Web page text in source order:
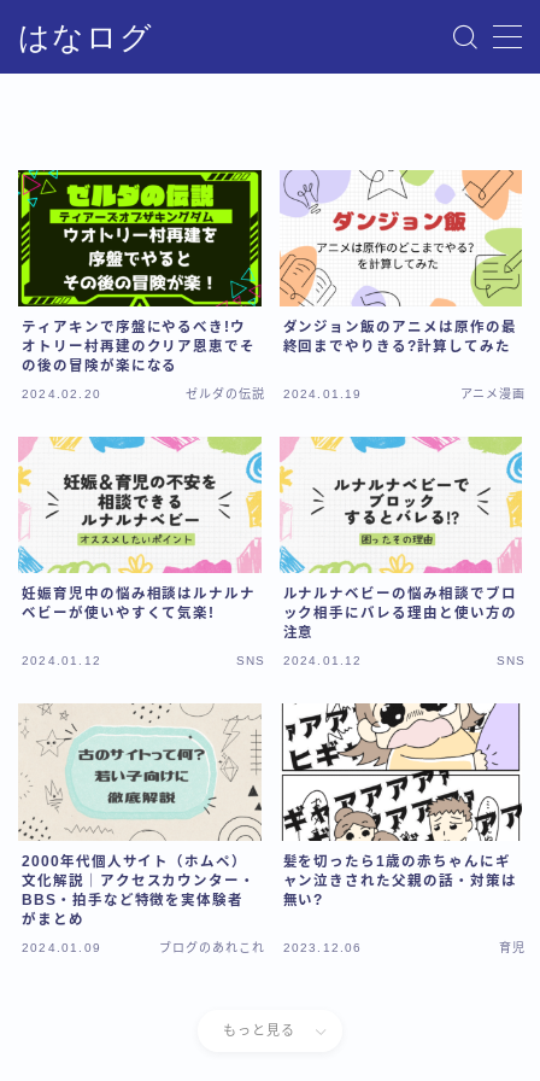
はなログ
お問い合わせ
プライバシーポリシー・免責事項
ティアキンで序盤にやるべき!ウ
オトリー村再建のクリア恩恵でそ
の後の冒険が楽になる
2024.02.20 ゼルダの伝説
ダンジョン飯のアニメは原作の最
終回までやりきる?計算してみた
2024.01.19 アニメ漫画
妊娠育児中の悩み相談はルナルナ
ベビーが使いやすくて気楽!
2024.01.12 SNS
ルナルナベビーの悩み相談でブロ
ック相手にバレる理由と使い方の
注意
2024.01.12 SNS
2000年代個人サイト（ホムペ）
文化解説｜アクセスカウンター・
BBS・拍手など特徴を実体験者
がまとめ
2024.01.09 ブログのあれこれ
髪を切ったら1歳の赤ちゃんにギ
ャン泣きされた父親の話・対策は
無い?
2023.12.06 育児
もっと見る